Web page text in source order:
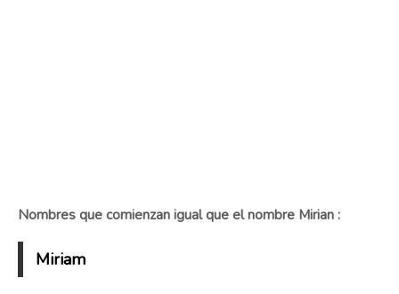
Nombres que comienzan igual que el nombre Mirian :
Miriam